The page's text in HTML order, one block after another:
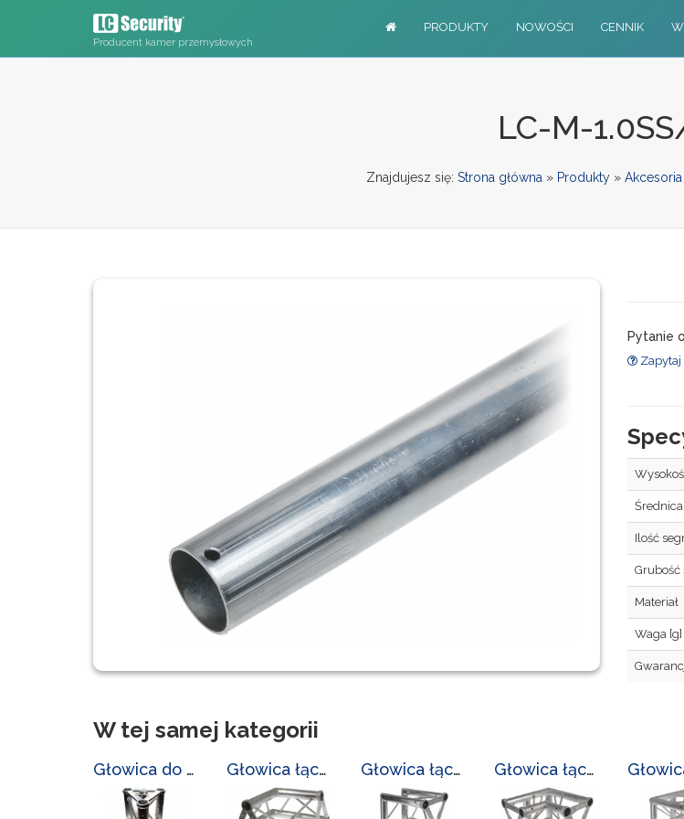
Producent kamer przemysłowych
PRODUKTY NOWOŚCI CENNIK
LC-M-
Znajdujesz się: Strona główna » Produkty »
Pytanie
Zapytaj
Ilość
Grubość
Materiał
Waga [g]
W tej samej kategorii
Głowica do masztów LC-L-3300/GL Głowica łącząca LC-L-3300/GL-2/3 Głowica łącząca LC-L-3300/GL-2/7 Głowica łącząca LC-L-3300/GL-3/5